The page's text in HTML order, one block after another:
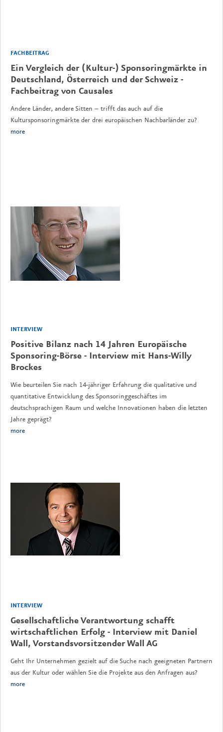
FACHBEITRAG
Ein Vergleich der (Kultur-) Sponsoringmärkte in
Deutschland, Österreich und der Schweiz -
Fachbeitrag von Causales
Andere Länder, andere Sitten – trifft das auch auf die
Kultursponsoringmärkte der drei europäischen Nachbarländer zu?
more
INTERVIEW
Positive Bilanz nach 14 Jahren Europäische
Sponsoring-Börse - Interview mit Hans-Willy
Brockes
Wie beurteilen Sie nach 14-jähriger Erfahrung die qualitative und
quantitative Entwicklung des Sponsoringgeschäftes im
deutschsprachigen Raum und welche Innovationen haben die letzten
Jahre geprägt?
more
INTERVIEW
Gesellschaftliche Verantwortung schafft
wirtschaftlichen Erfolg - Interview mit Daniel
Wall, Vorstandsvorsitzender Wall AG
Geht Ihr Unternehmen gezielt auf die Suche nach geeigneten Partnern
aus der Kultur oder wählen Sie die Projekte aus den Anfragen aus?
more